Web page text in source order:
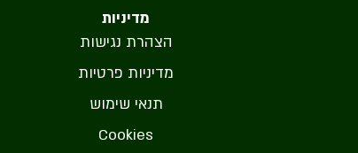
מדיניות
הצהרת נגישות
מדיניות פרטיות
תנאי שימוש
Cookies